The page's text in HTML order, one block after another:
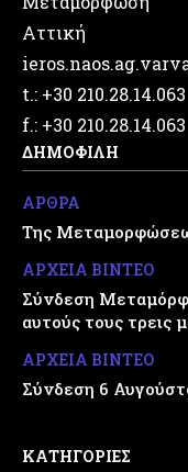
Αττική
t.: +30 210.28.14.063
f.: +30 210.28.14.063
ΔΗΜΟΦΙΛΗ
ΑΡΘΡΑ
Της
ΑΡΧΕΙΑ ΒΙΝΤΕΟ
Σύνδεση
αυτούς τους τρεις
ΑΡΧΕΙΑ ΒΙΝΤΕΟ
Σύνδεση 6
ΚΑΤΗΓΟΡΙΕΣ